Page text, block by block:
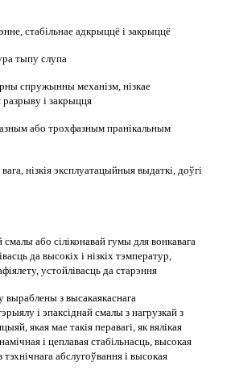
стабільнае адкрыццё і закрыццё
тыпу слупа
спружынны механізм, нізкае
і закрыцця
або трохфазным пранікальным
нізкія эксплуатацыйныя выдаткі, доўгі
або сіліконавай гумы для вонкавага
да высокіх і нізкіх тэмператур,
устойлівасць да старэння
з высакаякаснага
і эпаксіднай смалы з нагрузкай з
якая мае такія перавагі, як вялікая
і цеплавая стабільнасць, высокая
абслугоўвання і высокая